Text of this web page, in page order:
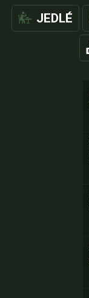
JEDLÉ